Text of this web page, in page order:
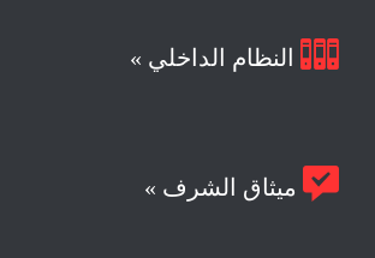
 النظام الداخلي »
 ميثاق الشرف »